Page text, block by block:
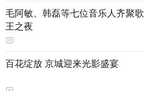
毛阿敏、韩磊等七位音乐人齐聚歌
王之夜
百花绽放 京城迎来光影盛宴